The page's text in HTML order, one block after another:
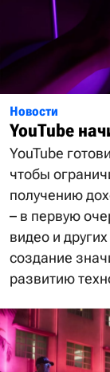
Новости
YouTube
YouTube
чтобы
получению
– в первую
видео и
создание
развитию